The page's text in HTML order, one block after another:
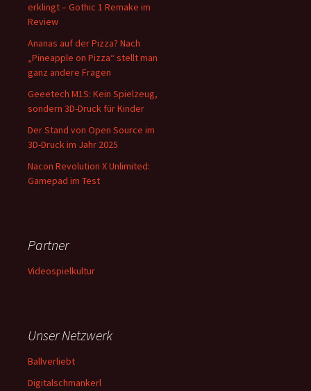
erklingt – Gothic 1 Remake im
Review
Ananas auf der Pizza? Nach
„Pineapple on Pizza“ stellt man
ganz andere Fragen
Geeetech M1S: Kein Spielzeug,
sondern 3D-Druck für Kinder
Der Stand von Open Source im
3D-Druck im Jahr 2025
Nacon Revolution X Unlimited:
Gamepad im Test
Partner
Videospielkultur
Unser Netzwerk
Ballverliebt
Digitalschmankerl